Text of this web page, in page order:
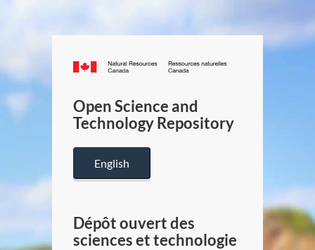
Canada.ca
/
Canada
Open Science and
Technology Repository
English
Dépôt ouvert des
sciences et technologie